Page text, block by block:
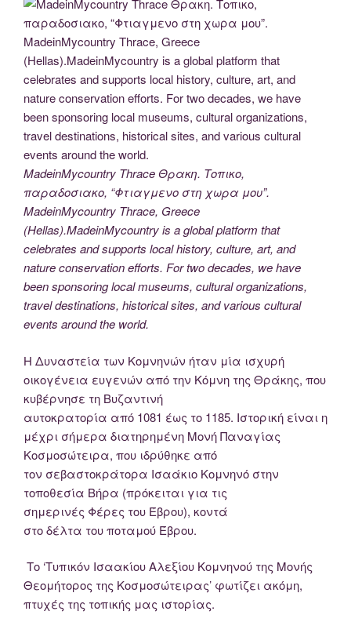
MadeinMycountry Thrace Θρακη. Τοπικο,
παραδοσιακο, “Φτιαγμενο στη χωρα μου”.
MadeinMycountry Thrace, Greece
(Hellas).MadeinMycountry is a global platform that
celebrates and supports local history, culture, art, and
nature conservation efforts. For two decades, we have
been sponsoring local museums, cultural organizations,
travel destinations, historical sites, and various cultural
events around the world.
Η Δυναστεία των Κομνηνών ήταν μία ισχυρή
οικογένεια ευγενών από την Κόμνη της Θράκης, που
κυβέρνησε τη Βυζαντινή
αυτοκρατορία από 1081 έως το 1185. Ιστορική είναι η
μέχρι σήμερα διατηρημένη Μονή Παναγίας
Κοσμοσώτειρα, που ιδρύθηκε από
τον σεβαστοκράτορα Ισαάκιο Κομνηνό στην
τοποθεσία Βήρα (πρόκειται για τις
σημερινές Φέρες του Έβρου), κοντά
στο δέλτα του ποταμού Έβρου.
Το ‘Τυπικόν Ισαακίου Αλεξίου Κομνηνού της Μονής
Θεομήτορος της Κοσμοσώτειρας’ φωτίζει ακόμη,
πτυχές της τοπικής μας ιστορίας.